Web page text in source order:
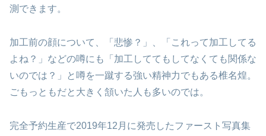
測できます。
加工前の顔について、「悲惨？」、「これって加工してる
よね？」などの噂にも「加工しててもしてなくても関係な
いのでは？」と噂を一蹴する強い精神力でもある椎名煌。
ごもっともだと大きく頷いた人も多いのでは。
完全予約生産で2019年12月に発売したファースト写真集